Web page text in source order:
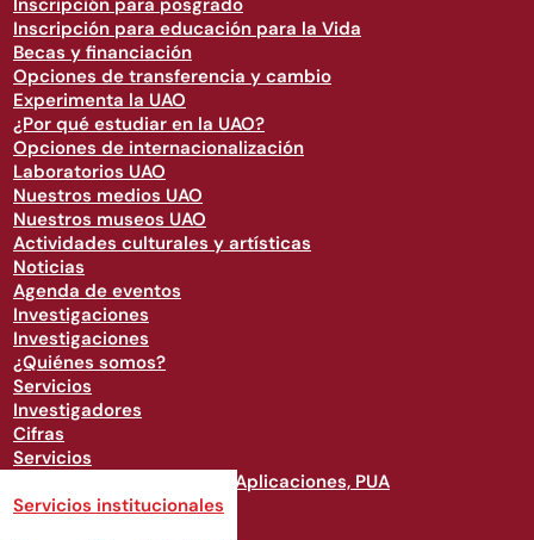
Inscripción para posgrado
Inscripción para educación para la Vida
Becas y financiación
Opciones de transferencia y cambio
Experimenta la UAO
¿Por qué estudiar en la UAO?
Opciones de internacionalización
Laboratorios UAO
Nuestros medios UAO
Nuestros museos UAO
Actividades culturales y artísticas
Noticias
Agenda de eventos
Investigaciones
Investigaciones
¿Quiénes somos?
Servicios
Investigadores
Cifras
Servicios
Acceso a Portal Único de Aplicaciones, PUA
Servicios institucionales